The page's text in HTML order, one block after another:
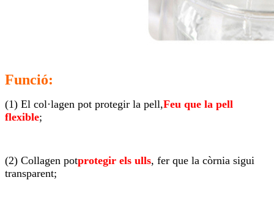
Funció:
(1) El col·lagen pot protegir la pell,Feu que la pell
flexible;
(2) Collagen potprotegir els ulls, fer que la còrnia sigui
transparent;